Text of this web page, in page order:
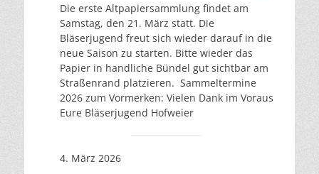
Die erste Altpapiersammlung findet am
Samstag, den 21. März statt. Die
Bläserjugend freut sich wieder darauf in die
neue Saison zu starten. Bitte wieder das
Papier in handliche Bündel gut sichtbar am
Straßenrand platzieren. Sammeltermine
2026 zum Vormerken: Vielen Dank im Voraus
Eure Bläserjugend Hofweier
4. März 2026